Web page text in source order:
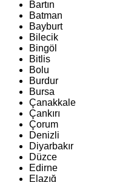
Bartın
Batman
Bayburt
Bilecik
Bingöl
Bitlis
Bolu
Burdur
Bursa
Çanakkale
Çankırı
Çorum
Denizli
Diyarbakır
Düzce
Edirne
Elazığ